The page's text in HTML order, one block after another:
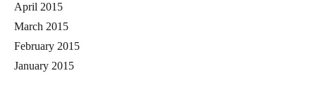
April 2015
March 2015
February 2015
January 2015